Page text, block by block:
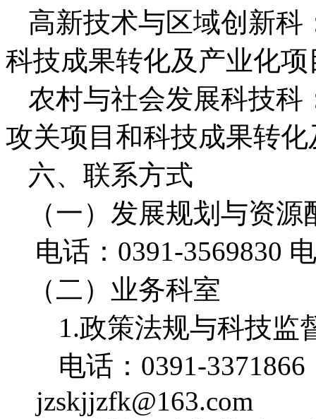
高新技术与区域创新科
科技成果转化及产业化项
农村与社会发展科技科
攻关项目和科技成果转
六、联系方式
（一）发展规划与资
电话：0391-3569830
（二）业务科室
1.政策法规与科技监
电话：0391-
jzskjjzfk@163.com